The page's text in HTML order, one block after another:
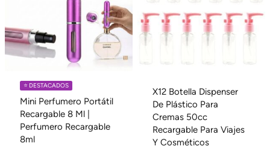
⭐️ DESTACADOS
Mini Perfumero Portátil
Recargable 8 Ml |
Perfumero Recargable
8ml
X12 Botella Dispenser
De Plástico Para
Cremas 50cc
Recargable Para Viajes
Y Cosméticos